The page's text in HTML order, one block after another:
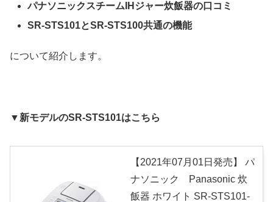
パナソニックスチームIHジャー炊飯器の口コミ
SR-STS101とSR-STS100共通の機能
について紹介します。
▼新モデルのSR-STS101はこちら
【2021年07月01日発売】 パ
ナソニック Panasonic 炊
飯器 ホワイト SR-STS101-